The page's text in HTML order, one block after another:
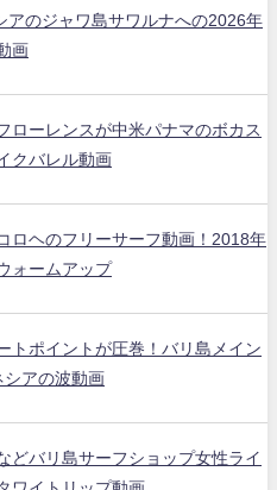
アのジャワ島サワルナへの2026年
画
ローレンスが中米パナマのボカス
クバレル動画
ロヘのフリーサーフ動画！2018年
ォームアップ
トポイントが圧巻！バリ島メイン
シアの波動画
どバリ島サーフショップ女性ライ